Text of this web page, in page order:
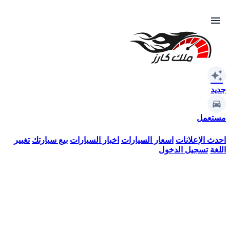
menu
auto_awesome
جديد
مستعمل
احدث الإعلانات اسعار السيارات اخبار السيارات بيع سيارتك تغيير
اللغة تسجيل الدخول